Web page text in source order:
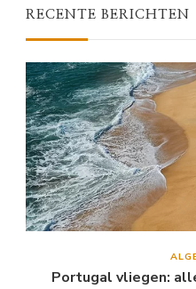
RECENTE BERICHTEN
Portugal vliegen: